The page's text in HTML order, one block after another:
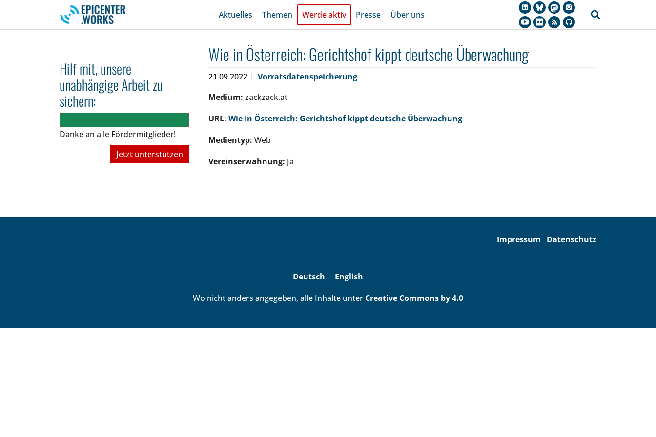
Skip to main navigation
Skip to main content
Skip to page footer
Aktuelles Themen Werde aktiv Presse Über uns
Hilf mit, unsere
unabhängige Arbeit zu
sichern:
Danke an alle Fördermitglieder!
Jetzt unterstützen
Wie in Österreich: Gerichtshof kippt deutsche Überwachung
21.09.2022
Vorratsdatenspeicherung
Medium: zackzack.at
URL: Wie in Österreich: Gerichtshof kippt deutsche Überwachung
Medientyp: Web
Vereinserwähnung: Ja
Impressum Datenschutz
Deutsch
English
Wo nicht anders angegeben, alle Inhalte unter Creative Commons by 4.0